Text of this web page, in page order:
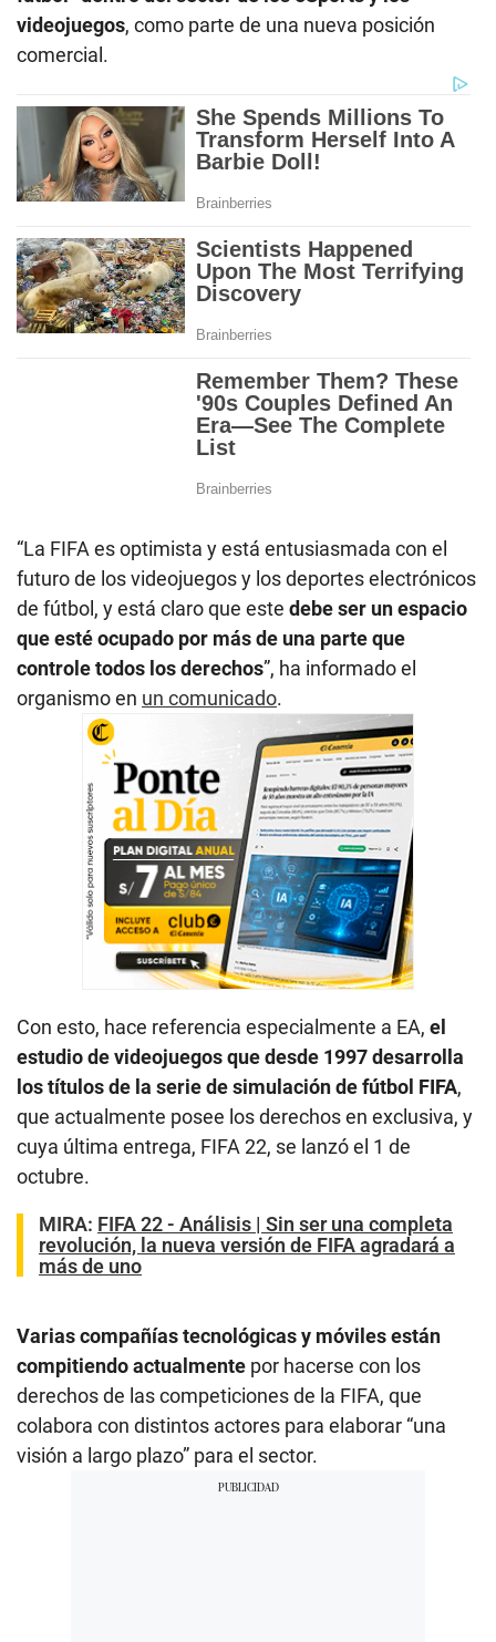
videojuegos, como parte de una nueva posición
comercial.
“La FIFA es optimista y está entusiasmada con el
futuro de los videojuegos y los deportes electrónicos
de fútbol, y está claro que este debe ser un espacio
que esté ocupado por más de una parte que
controle todos los derechos”, ha informado el
organismo en un comunicado.
Con esto, hace referencia especialmente a EA, el
estudio de videojuegos que desde 1997 desarrolla
los títulos de la serie de simulación de fútbol FIFA,
que actualmente posee los derechos en exclusiva, y
cuya última entrega, FIFA 22, se lanzó el 1 de
octubre.
MIRA: FIFA 22 - Análisis | Sin ser una completa
revolución, la nueva versión de FIFA agradará a
más de uno
Varias compañías tecnológicas y móviles están
compitiendo actualmente por hacerse con los
derechos de las competiciones de la FIFA, que
colabora con distintos actores para elaborar “una
visión a largo plazo” para el sector.